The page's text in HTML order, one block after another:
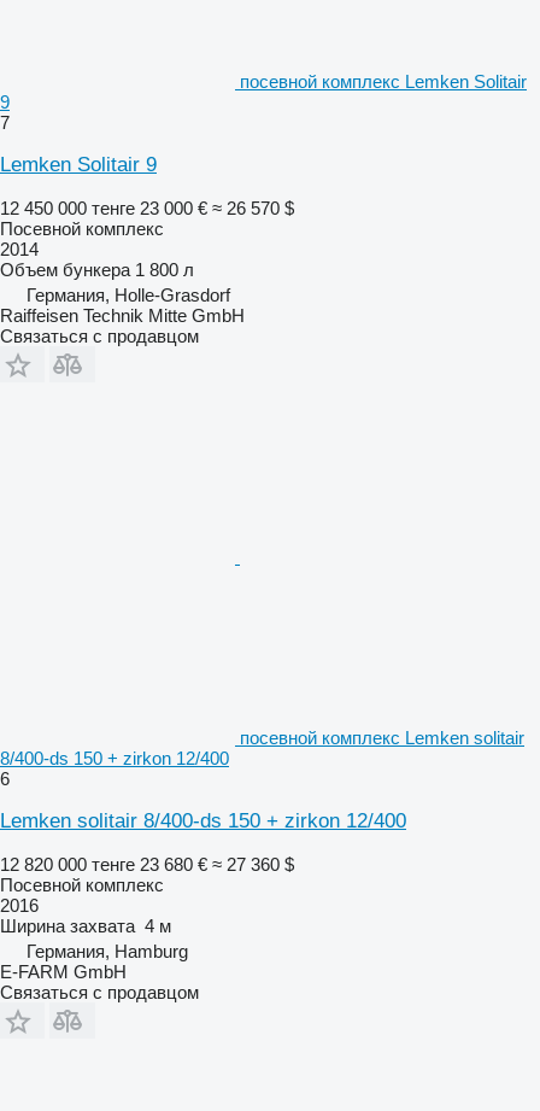
посевной комплекс Lemken Solitair
9
7
Lemken Solitair 9
12 450 000 тенге 23 000 € ≈ 26 570 $
Посевной комплекс
2014
Объем бункера 1 800 л
Германия, Holle-Grasdorf
Raiffeisen Technik Mitte GmbH
Связаться с продавцом
посевной комплекс Lemken solitair
8/400-ds 150 + zirkon 12/400
6
Lemken solitair 8/400-ds 150 + zirkon 12/400
12 820 000 тенге 23 680 € ≈ 27 360 $
Посевной комплекс
2016
Ширина захвата 4 м
Германия, Hamburg
E-FARM GmbH
Связаться с продавцом